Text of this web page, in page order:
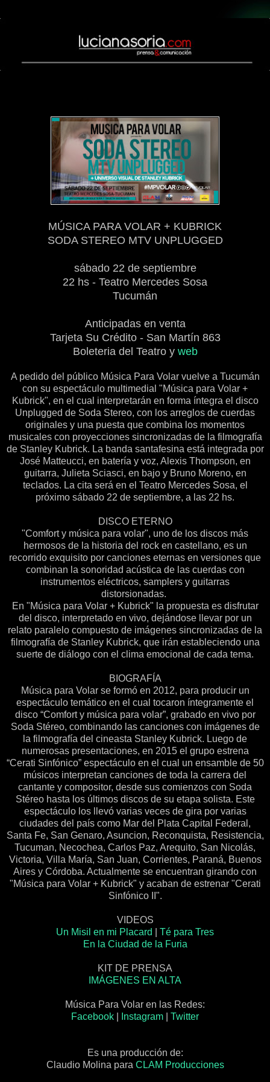
MÚSICA PARA VOLAR + KUBRICK
SODA STEREO MTV UNPLUGGED
sábado 22 de septiembre
22 hs - Teatro Mercedes Sosa
Tucumán
Anticipadas en venta
Tarjeta Su Crédito - San Martín 863
Boleteria del Teatro y web
A pedido del público Música Para Volar vuelve a Tucumán
con su espectáculo multimedial "Música para Volar +
Kubrick", en el cual interpretarán en forma íntegra el disco
Unplugged de Soda Stereo, con los arreglos de cuerdas
originales y una puesta que combina los momentos
musicales con proyecciones sincronizadas de la filmografía
de Stanley Kubrick. La banda santafesina está integrada por
José Matteucci, en batería y voz, Alexis Thompson, en
guitarra, Julieta Sciasci, en bajo y Bruno Moreno, en
teclados. La cita será en el Teatro Mercedes Sosa, el
próximo sábado 22 de septiembre, a las 22 hs.
DISCO ETERNO
"Comfort y música para volar", uno de los discos más
hermosos de la historia del rock en castellano, es un
recorrido exquisito por canciones eternas en versiones que
combinan la sonoridad acústica de las cuerdas con
instrumentos eléctricos, samplers y guitarras
distorsionadas.
En "Música para Volar + Kubrick" la propuesta es disfrutar
del disco, interpretado en vivo, dejándose llevar por un
relato paralelo compuesto de imágenes sincronizadas de la
filmografía de Stanley Kubrick, que irán estableciendo una
suerte de diálogo con el clima emocional de cada tema.
BIOGRAFÍA
Música para Volar se formó en 2012, para producir un
espectáculo temático en el cual tocaron íntegramente el
disco “Comfort y música para volar”, grabado en vivo por
Soda Stéreo, combinando las canciones con imágenes de
la filmografía del cineasta Stanley Kubrick. Luego de
numerosas presentaciones, en 2015 el grupo estrena
“Cerati Sinfónico” espectáculo en el cual un ensamble de 50
músicos interpretan canciones de toda la carrera del
cantante y compositor, desde sus comienzos con Soda
Stéreo hasta los últimos discos de su etapa solista. Este
espectáculo los llevó varias veces de gira por varias
ciudades del país como Mar del Plata Capital Federal,
Santa Fe, San Genaro, Asuncion, Reconquista, Resistencia,
Tucuman, Necochea, Carlos Paz, Arequito, San Nicolás,
Victoria, Villa María, San Juan, Corrientes, Paraná, Buenos
Aires y Córdoba. Actualmente se encuentran girando con
"Música para Volar + Kubrick" y acaban de estrenar "Cerati
Sinfónico II".
VIDEOS
Un Misil en mi Placard
Té para Tres
En la Ciudad de la Furia
KIT DE PRENSA
IMÁGENES EN ALTA
Música Para Volar en las Redes:
Facebook
Instagram Twitter
Es una producción de:
Claudio Molina para CLAM Producciones